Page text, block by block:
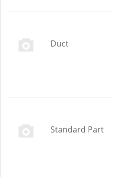
Duct
Standard Part